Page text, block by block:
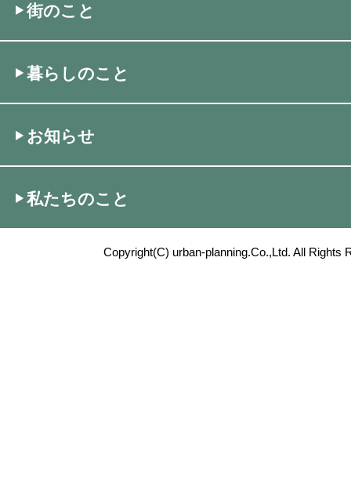
街のこと
暮らしのこと
お知らせ
私たちのこと
Copyright(C) urban-planning.Co.,Ltd. All Rights